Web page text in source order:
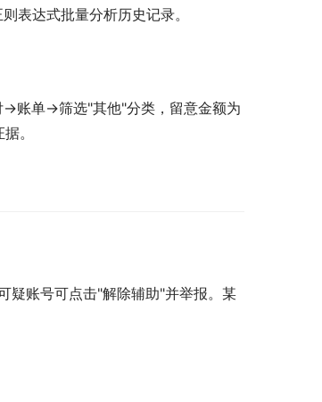
表达式批量分析历史记录。
→账单→筛选"其他"分类，留意金额为
。
账号可点击"解除辅助"并举报。某